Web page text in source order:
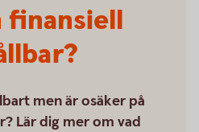
finansiell
men är osäker på
Lär dig mer om vad